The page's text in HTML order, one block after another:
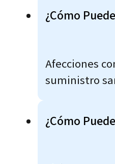
¿Cómo
Afecciones
suministro
¿Cómo